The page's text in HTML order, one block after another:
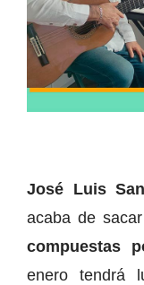
José Luis
acaba de
compuestas
enero tendrá